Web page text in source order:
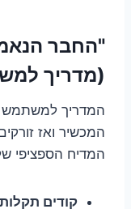
"החבר
(מדריך
המדריך למשתמש
המכשיר ואז
המדיח הספציפי
קודים